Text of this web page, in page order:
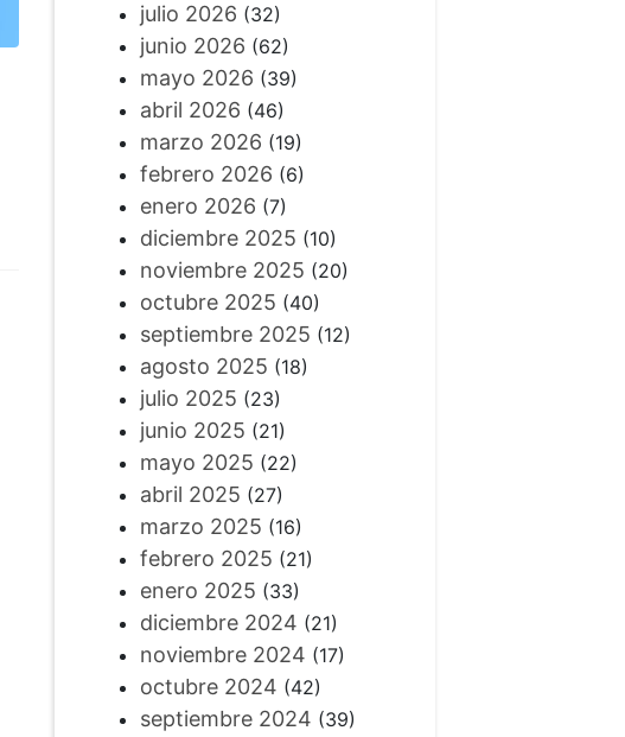
julio 2026 (32)
junio 2026 (62)
mayo 2026 (39)
abril 2026 (46)
marzo 2026 (19)
febrero 2026 (6)
enero 2026 (7)
diciembre 2025 (10)
noviembre 2025 (20)
octubre 2025 (40)
septiembre 2025 (12)
agosto 2025 (18)
julio 2025 (23)
junio 2025 (21)
mayo 2025 (22)
abril 2025 (27)
marzo 2025 (16)
febrero 2025 (21)
enero 2025 (33)
diciembre 2024 (21)
noviembre 2024 (17)
octubre 2024 (42)
septiembre 2024 (39)